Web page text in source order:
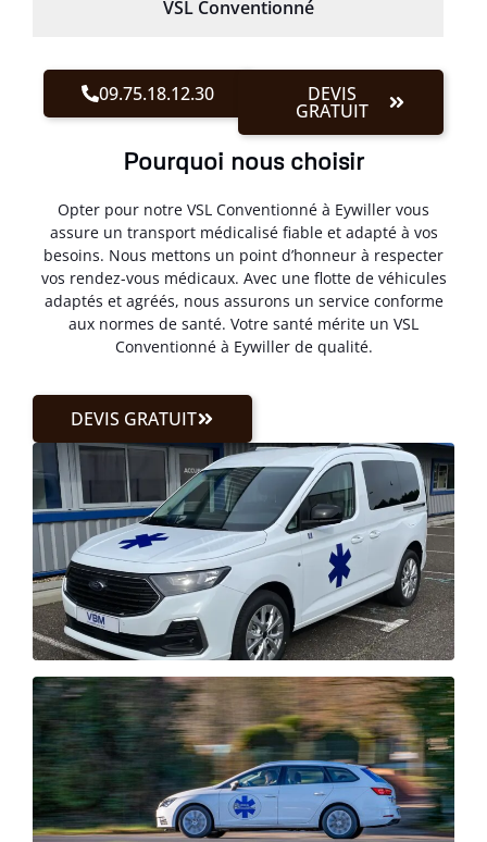
VSL Conventionné
09.75.18.12.30 DEVIS
GRATUIT
Pourquoi nous choisir
Opter pour notre VSL Conventionné à Eywiller vous
assure un transport médicalisé fiable et adapté à vos
besoins. Nous mettons un point d’honneur à respecter
vos rendez-vous médicaux. Avec une flotte de véhicules
adaptés et agréés, nous assurons un service conforme
aux normes de santé. Votre santé mérite un VSL
Conventionné à Eywiller de qualité.
DEVIS GRATUIT